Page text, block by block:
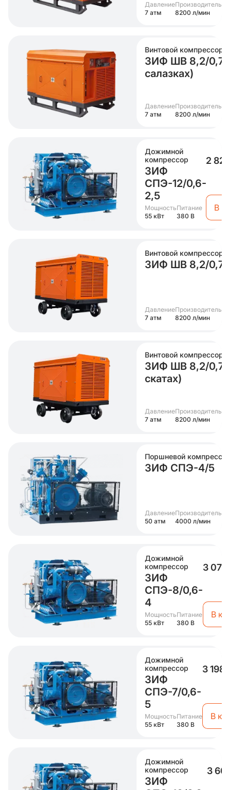
Давление
7 атм
8200 л/мин
Винтовой компрессор
ЗИФ ШВ 8,2/0,7
салазках)
Давление
7 атм
8200 л/мин
Дожимной
компрессор
ЗИФ
СПЭ-12/0,6-
2,5
Мощность
55 кВт
Питание
380 В
2
В
Винтовой компрессор
ЗИФ ШВ 8,2/0,7
Давление
7 атм
8200 л/мин
Винтовой компрессор
ЗИФ ШВ 8,2/0,7
скатах)
Давление
7 атм
8200 л/мин
Поршневой
ЗИФ СПЭ-4/5
Давление
50 атм
4000 л/мин
Дожимной
компрессор
ЗИФ
СПЭ-8/0,6-
4
Мощность
55 кВт
Питание
380 В
3
В
Дожимной
компрессор
ЗИФ
СПЭ-7/0,6-
5
Мощность
55 кВт
Питание
380 В
3 198
В
Дожимной
компрессор
ЗИФ
3